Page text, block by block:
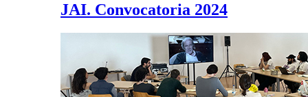
JAI. Convocatoria 2024